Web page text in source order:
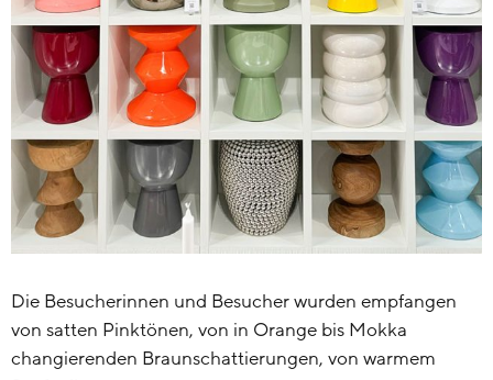
Die Besucherinnen und Besucher wurden empfangen
von satten Pinktönen, von in Orange bis Mokka
changierenden Braunschattierungen, von warmem